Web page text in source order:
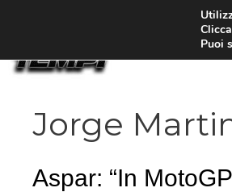
Jorge
Aspar: “In
Puoi